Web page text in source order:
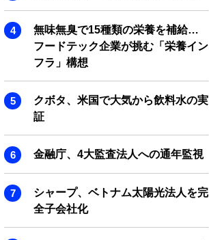
無味無臭で15種類の栄養を補給…
フードテック企業が挑む「栄養イン
フラ」構想
クボタ、米国で大気から飲料水の実
証
金融庁、4大監査法人への通年監視
シャープ、ベトナム太陽光法人を完
全子会社化
MARKETING JOURNAL
JOURNAL
DOG JOURNAL